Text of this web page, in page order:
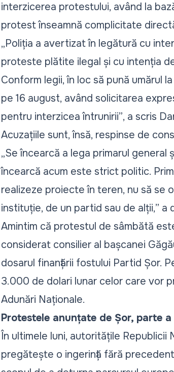
interzicerea protestului, având la
protest înseamnă complicitate
„Poliția a avertizat în legătură cu
proteste plătite ilegal și cu intenția
Conform legii, în loc să pună umărul
pe 16 august, având solicitarea
pentru interzicea întrunirii”, a scris
Acuzațiile sunt, însă, respinse de
„Se încearcă a lega primarul
încearcă acum este strict politic.
realizeze proiecte în teren, nu să se
instituție, de un partid sau de alții,” a
Amintim că protestul de sâmbătă
considerat consilier al bașcanei
dosarul finanțării fostului Partid Șor.
3.000 de dolari lunar celor care vor
Adunări Naționale.
Protestele anunțate de Șor, parte
În ultimele luni, autoritățile
pregătește o ingerință fără